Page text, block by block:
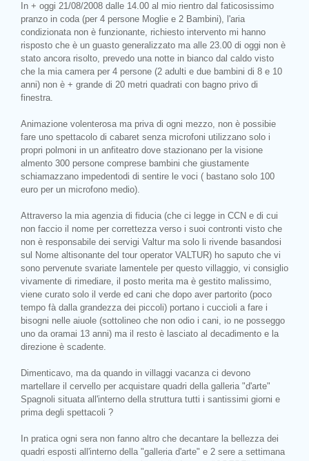
In + oggi 21/08/2008 dalle 14.00 al mio rientro dal faticosissimo
pranzo in coda (per 4 persone Moglie e 2 Bambini), l'aria
condizionata non è funzionante, richiesto intervento mi hanno
risposto che è un guasto generalizzato ma alle 23.00 di oggi non è
stato ancora risolto, prevedo una notte in bianco dal caldo visto
che la mia camera per 4 persone (2 adulti e due bambini di 8 e 10
anni) non è + grande di 20 metri quadrati con bagno privo di
finestra.
Animazione volenterosa ma priva di ogni mezzo, non è possibie
fare uno spettacolo di cabaret senza microfoni utilizzano solo i
propri polmoni in un anfiteatro dove stazionano per la visione
almento 300 persone comprese bambini che giustamente
schiamazzano impedentodi di sentire le voci ( bastano solo 100
euro per un microfono medio).
Attraverso la mia agenzia di fiducia (che ci legge in CCN e di cui
non faccio il nome per correttezza verso i suoi contronti visto che
non è responsabile dei servigi Valtur ma solo li rivende basandosi
sul Nome altisonante del tour operator VALTUR) ho saputo che vi
sono pervenute svariate lamentele per questo villaggio, vi consiglio
vivamente di rimediare, il posto merita ma è gestito malissimo,
viene curato solo il verde ed cani che dopo aver partorito (poco
tempo fà dalla grandezza dei piccoli) portano i cuccioli a fare i
bisogni nelle aiuole (sottolineo che non odio i cani, io ne posseggo
uno da oramai 13 anni) ma il resto è lasciato al decadimento e la
direzione è scadente.
Dimenticavo, ma da quando in villaggi vacanza ci devono
martellare il cervello per acquistare quadri della galleria "d'arte"
Spagnoli situata all'interno della struttura tutti i santissimi giorni e
prima degli spettacoli ?
In pratica ogni sera non fanno altro che decantare la bellezza dei
quadri esposti all'interno della "galleria d'arte" e 2 sere a settimana